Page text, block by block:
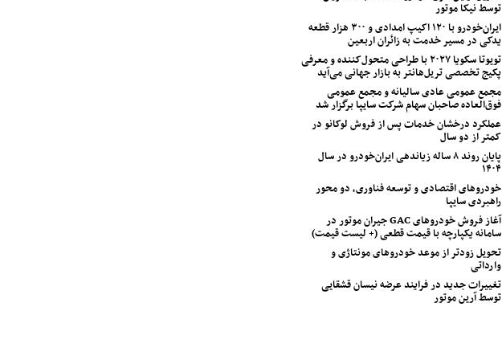
توسط نیکا موتور
ایران‌خودرو با ۱۲۰ اکیپ امدادی و ۳۰۰ هزار قطعه
یدکی در مسیر خدمت به زائران اربعین
تویوتا سکویا ۲۰۲۷ با طراحی متحول‌کننده و معرفی
پکیج تخصصی تریل‌هانتر به بازار جهانی می‌آید
مجمع عمومی عادی سالیانه و مجمع عمومی
فوق‌العاده صاحبان سهام شرکت سایپا برگزار شد
عملکرد درخشان خدمات پس از فروش لوکانو در
کمتر از دو سال
پایان روند ۸ ساله زیاندهی ایران‌خودرو در سال
۱۴۰۴
خودروهای اقتصادی و توسعه فناوری، دو محور
راهبردی سایپا
آغاز فروش خودروهای GAC جیران موتور در
سامانه یکپارچه با قیمت قطعی (+ لیست قیمت)
تحویل زودتر از موعد خودروهای مونتاژی و
وارداتی
تغییرات جدید در فرایند عرضه نیسان قشقایی
توسط آرین موتور